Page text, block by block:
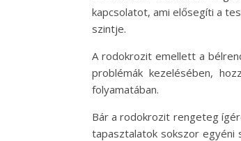
kapcsolatot, ami elősegíti a
szintje.
A rodokrozit emellett a
problémák kezelésében,
folyamatában.
Bár a rodokrozit rengeteg
tapasztalatok sokszor egyéni